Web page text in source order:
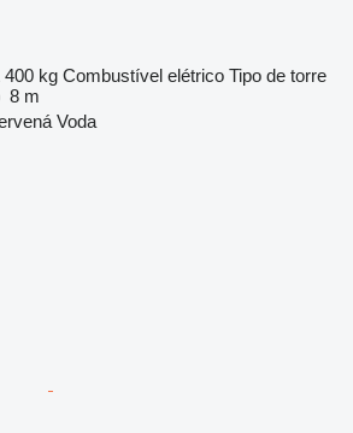
400 kg Combustível elétrico Tipo de torre
8 m
Voda